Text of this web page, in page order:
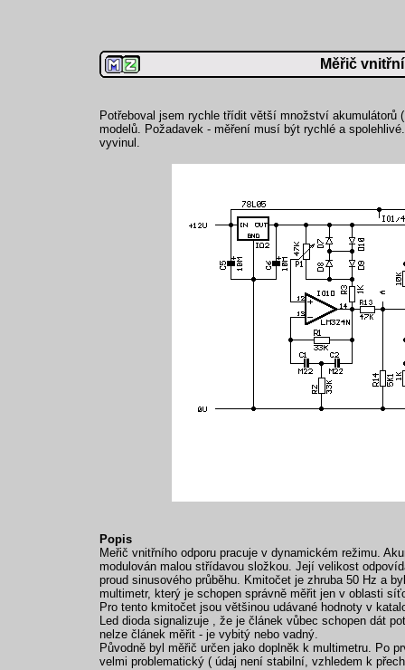
Měřič
Potřeboval jsem rychle třídit větší množství
modelů. Požadavek - měření musí být rychlé a
vyvinul.
Popis
Meřič vnitřního odporu pracuje v dynamickém režimu.
modulován malou střídavou složkou. Její velikost
proud sinusového průběhu. Kmitočet je zhruba 50 Hz a
multimetr, který je schopen správně měřit jen v oblasti
Pro tento kmitočet jsou většinou udávané hodnoty v
Led dioda signalizuje , že je článek vůbec schopen dát
nelze článek měřit - je vybitý nebo vadný.
Původně byl měřič určen jako doplněk k multimetru. Po
velmi problematický ( údaj není stabilní, vzhledem k